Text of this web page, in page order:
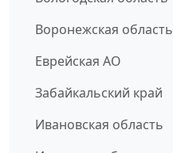
Воронежская область
Еврейская АО
Забайкальский край
Ивановская область